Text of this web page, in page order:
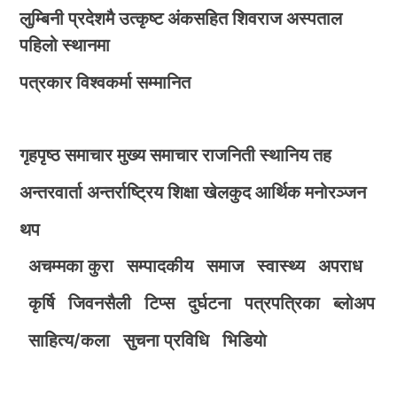
लुम्बिनी प्रदेशमै उत्कृष्ट अंकसहित शिवराज अस्पताल
पहिलो स्थानमा
पत्रकार विश्वकर्मा सम्मानित
गृहपृष्ठ समाचार मुख्य समाचार राजनिती स्थानिय तह
अन्तरवार्ता अन्तर्राष्ट्रिय शिक्षा खेलकुद आर्थिक मनोरञ्जन
थप
अचम्मका कुरा
सम्पादकीय समाज स्वास्थ्य
अपराध
कृर्षि
जिवनसैली टिप्स दुर्घटना पत्रपत्रिका
ब्लोअप
साहित्य/कला
सुचना प्रविधि भिडियाे